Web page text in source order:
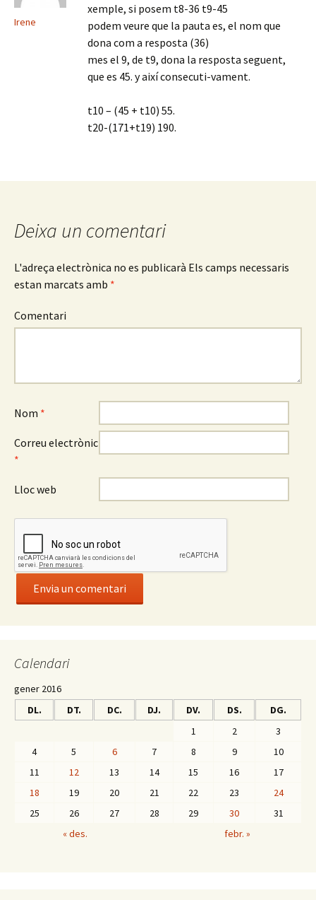
Irene
xemple, si posem t8-36 t9-45
podem veure que la pauta es, el nom que
dona com a resposta (36)
mes el 9, de t9, dona la resposta seguent,
que es 45. y així consecuti-vament.
t10 – (45 + t10) 55.
t20-(171+t19) 190.
Deixa un comentari
L'adreça electrònica no es publicarà Els camps necessaris
estan marcats amb *
Comentari
Nom *
Correu electrònic
*
Lloc web
Calendari
gener 2016
DL.
DT. DC. DJ. DV. DS. DG.
« des. febr. »
1 2
3
4
5 6 7 8 9
10
11
12 13 14 15 16
17
18
19 20 21 22 23
24
25
26 27 28 29 30 31